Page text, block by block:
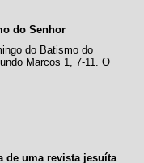
do Senhor
do Batismo do
Marcos 1, 7-11. O
de uma revista jesuíta